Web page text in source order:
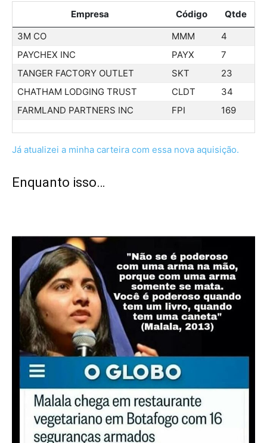
Empresa Código
Qtde
3M CO
MMM
4
PAYCHEX INC
PAYX
7
TANGER FACTORY OUTLET
SKT
23
CHATHAM LODGING TRUST
CLDT
34
FARMLAND PARTNERS INC
FPI 169
Já atualizei a minha carteira com essa nova aquisição.
Enquanto isso…